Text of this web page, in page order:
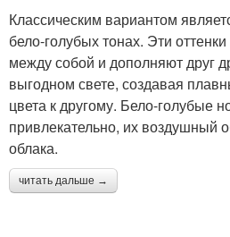
Классическим вариантом
бело-голубых тонах. Эти
между собой и дополняют друг
выгодном свете, создавая
цвета к другому. Бело-голубые
привлекательно, их воздушный
облака.
читать дальше →